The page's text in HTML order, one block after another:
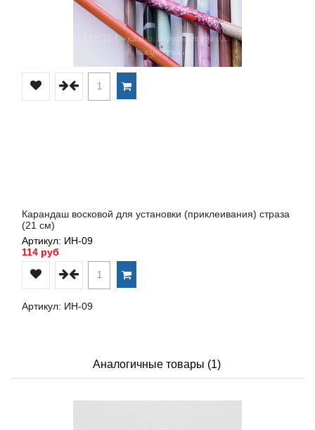
Карандаш восковой для установки (приклеивания) страза
(21 см)
Артикул: ИН-09
114 руб
Артикул: ИН-09
Аналогичные товары (1)